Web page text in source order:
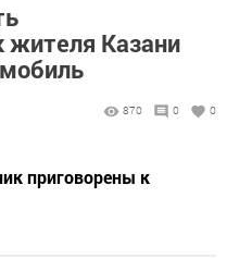
жителя Казани
870 0 0
приговорены к